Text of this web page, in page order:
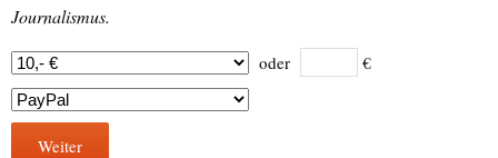
Journalismus.
oder €
Weiter